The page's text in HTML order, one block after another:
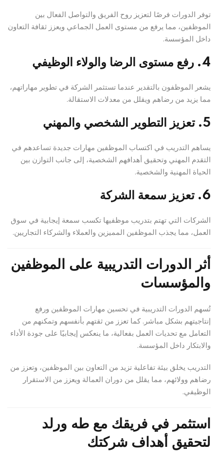
توفر الدورات فرصًا لتعزيز روح الفريق والتواصل الفعال بين
الموظفين، مما يرفع من مستوى العمل الجماعي ويعزز ثقافة التعاون
داخل المؤسسة.
4. رفع مستوى الرضا والولاء الوظيفي
يشعر الموظفون بالتقدير عندما تستثمر الشركة في تطوير مهاراتهم،
مما يزيد من رضاهم ويقلل من معدلات الاستقالة.
5. تعزيز التطوير الشخصي والمهني
يساهم التدريب في اكتساب الموظفين مهارات جديدة تساعدهم في
التقدم المهني وتحقيق أهدافهم الشخصية، إلى جانب التوازن بين
الحياة المهنية والشخصية.
6. تعزيز سمعة الشركة
الشركات التي تهتم بتدريب موظفيها تكسب سمعة إيجابية في سوق
العمل، مما يجذب الموظفين المميزين والعملاء والشركاء التجاريين.
أثر الدورات التدريبية على الموظفين
والمؤسسات
تُسهم الدورات التدريبية في تحسين مهارات الموظفين ورفع
إنتاجيتهم بشكل مباشر. كما تعزز من ثقتهم بأنفسهم وتمكنهم من
التعامل مع تحديات العمل بفعالية، ما ينعكس إيجابيًا على جودة الأداء
والابتكار داخل المؤسسة.
التدريب يخلق بيئة تفاعلية تزيد من التعاون بين الموظفين، وتعزز من
رضاهم وولائهم، مما يقلل من دوران العمالة ويعزز من الاستقرار
الوظيفي.
استثمر في فريقك مع طه ورلد
لتحقيق أهداف شركتك